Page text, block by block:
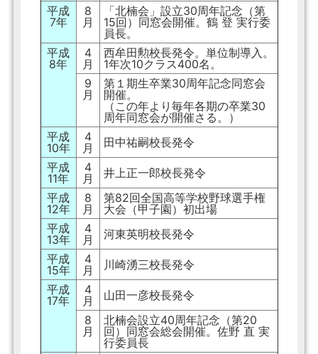
平成
7年
8
月
「北楠会」設立30周年記念（第
15回）同窓会開催。鶴 登 実行委
員長。
平成
8年
4
月
西牟田勲校長発令。単位制導入。
1年次10クラス400名。
9
月
第１期生卒業30周年記念同窓会
開催。
（この年より毎年各期の卒業30
周年同窓会が開催さる。）
平成
10年
4
月
田中祐嗣校長発令
平成
11年
4
月
井上正一郎校長発令
平成
12年
8
月
第82回全国高等学校野球選手権
大会（甲子園）初出場
平成
13年
4
月
河東英明校長発令
平成
15年
4
月
川崎湧三校長発令
平成
17年
4
月
山田一彦校長発令
8
月
北楠会設立40周年記念（第20
回）同窓会総会開催。佐野 直 実
行委員長